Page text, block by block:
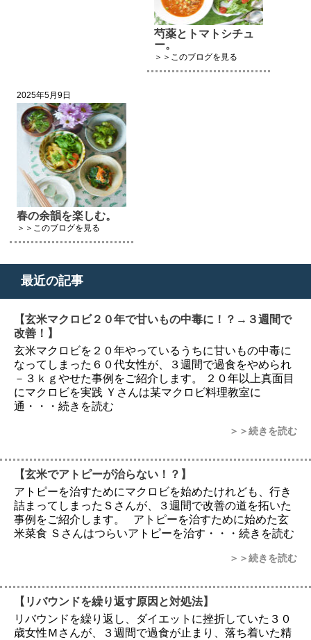
芍薬とトマトシチュ
ー。
＞＞このブログを見る
2025年5月9日
春の余韻を楽しむ。
＞＞このブログを見る
最近の記事
【玄米マクロビ２０年で甘いもの中毒に！？→３週間で
改善！】
玄米マクロビを２０年やっているうちに甘いもの中毒に
なってしまった６０代女性が、３週間で過食をやめられ
－３ｋｇやせた事例をご紹介します。 ２０年以上真面目
にマクロビを実践 Ｙさんは某マクロビ料理教室に
通・・・続きを読む
＞＞続きを読む
【玄米でアトピーが治らない！？】
アトピーを治すためにマクロビを始めたけれども、行き
詰まってしまったＳさんが、３週間で改善の道を拓いた
事例をご紹介します。 アトピーを治すために始めた玄
米菜食 Ｓさんはつらいアトピーを治す・・・続きを読む
＞＞続きを読む
【リバウンドを繰り返す原因と対処法】
リバウンドを繰り返し、ダイエットに挫折していた３０
歳女性Ｍさんが、３週間で過食が止まり、落ち着いた精